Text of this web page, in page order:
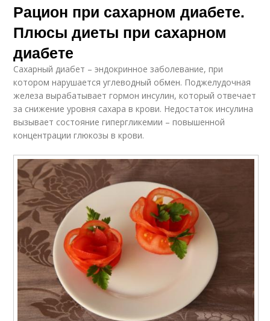
Рацион при сахарном диабете.
Плюсы диеты при сахарном
диабете
Сахарный диабет – эндокринное заболевание, при
котором нарушается углеводный обмен. Поджелудочная
железа вырабатывает гормон инсулин, который отвечает
за снижение уровня сахара в крови. Недостаток инсулина
вызывает состояние гипергликемии – повышенной
концентрации глюкозы в крови.